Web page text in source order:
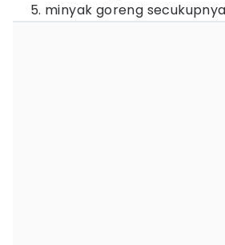
minyak goreng secukupnya